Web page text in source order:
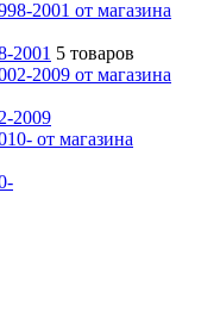
2001 5 товаров
2009